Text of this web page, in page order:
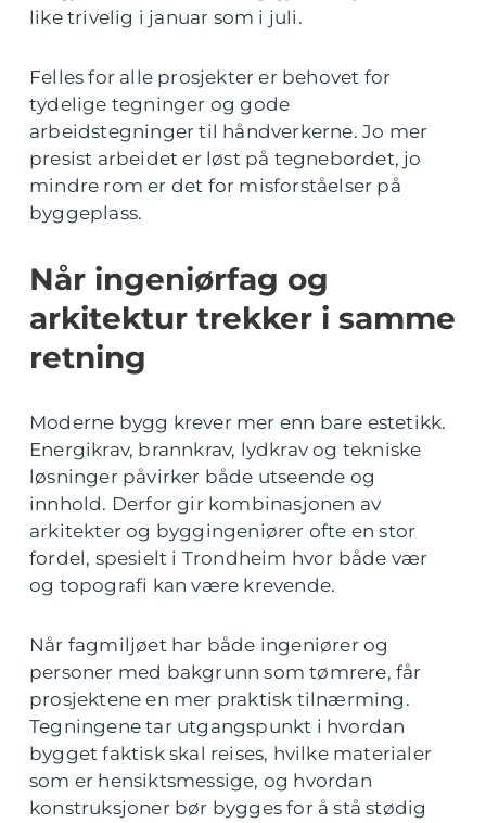
like trivelig i januar som i juli.
Felles for alle prosjekter er behovet for
tydelige tegninger og gode
arbeidstegninger til håndverkerne. Jo mer
presist arbeidet er løst på tegnebordet, jo
mindre rom er det for misforståelser på
byggeplass.
Når ingeniørfag og
arkitektur trekker i samme
retning
Moderne bygg krever mer enn bare estetikk.
Energikrav, brannkrav, lydkrav og tekniske
løsninger påvirker både utseende og
innhold. Derfor gir kombinasjonen av
arkitekter og byggingeniører ofte en stor
fordel, spesielt i Trondheim hvor både vær
og topografi kan være krevende.
Når fagmiljøet har både ingeniører og
personer med bakgrunn som tømrere, får
prosjektene en mer praktisk tilnærming.
Tegningene tar utgangspunkt i hvordan
bygget faktisk skal reises, hvilke materialer
som er hensiktsmessige, og hvordan
konstruksjoner bør bygges for å stå stødig